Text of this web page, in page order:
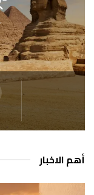
أهم الاخبار